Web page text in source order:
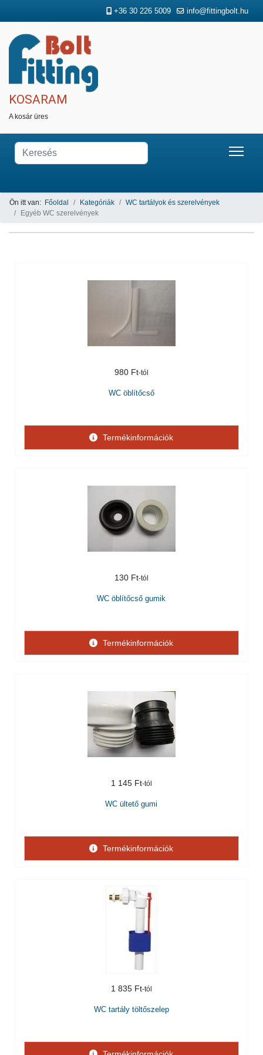
+36 30 226 5009 info@fittingbolt.hu
KOSARAM
A kosár üres
Ön itt van: Főoldal Kategóriák
WC tartályok és szerelvények
Egyéb WC szerelvények
980 Ft
WC öblítőcső
Termékinformációk
130 Ft
WC öblítőcső gumik
Termékinformációk
1 145 Ft
WC ültető gumi
Termékinformációk
1 835 Ft
WC tartály töltőszelep